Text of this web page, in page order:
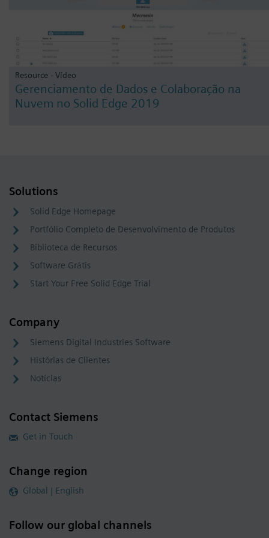
Resource - Vídeo
Gerenciamento de Dados e Colaboração na
Nuvem no Solid Edge 2019
Solutions
Solid Edge Homepage
Portfólio Completo de Desenvolvimento de Produtos
Biblioteca de Recursos
Software Grátis
Start Your Free Solid Edge Trial
Company
Siemens Digital Industries Software
Histórias de Clientes
Notícias
Contact Siemens
Get in Touch
Change region
Global | English
Follow our global channels